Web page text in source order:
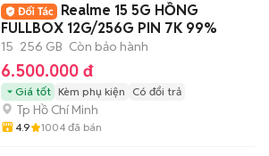
Realme 15 5G HỒNG
FULLBOX 12G/256G PIN 7K 99%
15 256 GB Còn bảo hành
6.500.000 đ
Giá tốt Kèm phụ kiện Có đổi trả
Tp Hồ Chí Minh
4.9 1004 đã bán